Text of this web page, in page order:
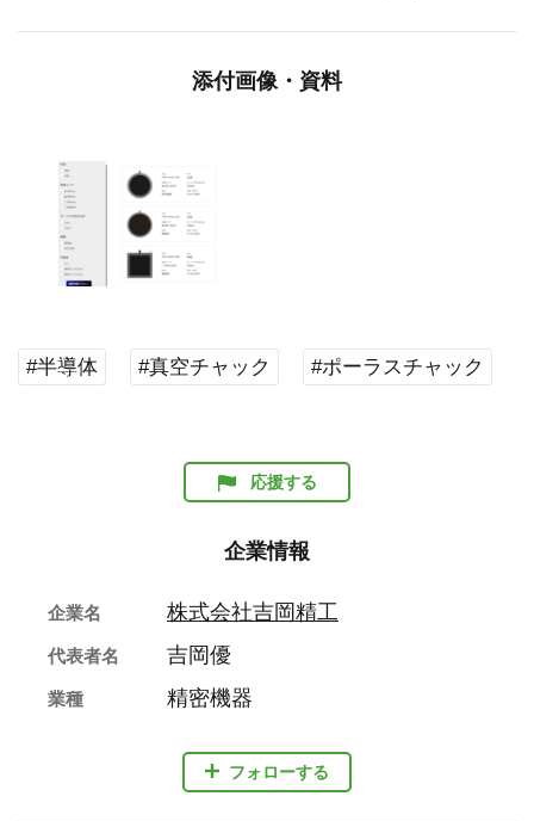
添付画像・資料
#半導体 #真空チャック #ポーラスチャック
応援する
企業情報
フォローする
企業名 株式会社吉岡精工
代表者名 吉岡優
業種 精密機器